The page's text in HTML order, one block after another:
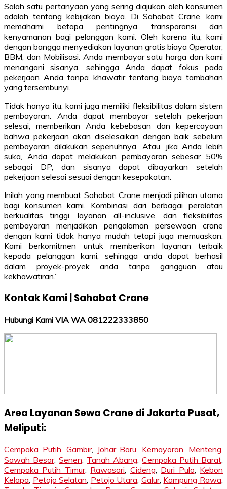
Salah satu pertanyaan yang sering diajukan oleh konsumen
adalah tentang kebijakan biaya. Di Sahabat Crane, kami
memahami betapa pentingnya transparansi dan
kenyamanan bagi pelanggan kami. Oleh karena itu, kami
dengan bangga menyediakan layanan gratis biaya Operator,
BBM, dan Mobilisasi. Anda membayar satu harga dan kami
menangani sisanya, sehingga Anda dapat fokus pada
pekerjaan Anda tanpa khawatir tentang biaya tambahan
yang tersembunyi.
Tidak hanya itu, kami juga memiliki fleksibilitas dalam sistem
pembayaran. Anda dapat membayar setelah pekerjaan
selesai, memberikan Anda kebebasan dan kepercayaan
bahwa pekerjaan akan diselesaikan dengan baik sebelum
pembayaran dilakukan sepenuhnya. Atau, jika Anda lebih
suka, Anda dapat melakukan pembayaran sebesar 50%
sebagai DP, dan sisanya dapat dibayarkan setelah
pekerjaan selesai sesuai dengan kesepakatan.
Inilah yang membuat Sahabat Crane menjadi pilihan utama
bagi konsumen kami. Kombinasi dari berbagai peralatan
berkualitas tinggi, layanan all-inclusive, dan fleksibilitas
pembayaran menjadikan pengalaman persewaan crane
dengan kami tidak hanya mudah tetapi juga memuaskan.
Kami berkomitmen untuk memberikan layanan terbaik
kepada pelanggan kami, sehingga anda dapat berhasil
dalam proyek-proyek anda tanpa gangguan atau
kekhawatiran.”
Kontak Kami | Sahabat Crane
Hubungi Kami VIA WA 081222333850
Area Layanan Sewa Crane di Jakarta Pusat,
Meliputi:
Cempaka Putih, Gambir, Johar Baru, Kemayoran, Menteng,
Sawah Besar, Senen, Tanah Abang, Cempaka Putih Barat,
Cempaka Putih Timur, Rawasari, Cideng, Duri Pulo, Kebon
Kelapa, Petojo Selatan, Petojo Utara, Galur, Kampung Rawa,